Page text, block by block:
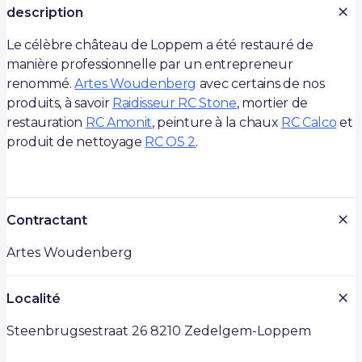
description
Le célèbre château de Loppem a été restauré de
manière professionnelle par un entrepreneur
renommé.Artes Woudenberg avec certains de nos
produits, à savoir Raidisseur RC Stone, mortier de
restauration RC Amonit, peinture à la chaux RC Calco et
produit de nettoyage RC OS 2.
Contractant
Artes Woudenberg
Localité
Steenbrugsestraat 26 8210 Zedelgem-Loppem